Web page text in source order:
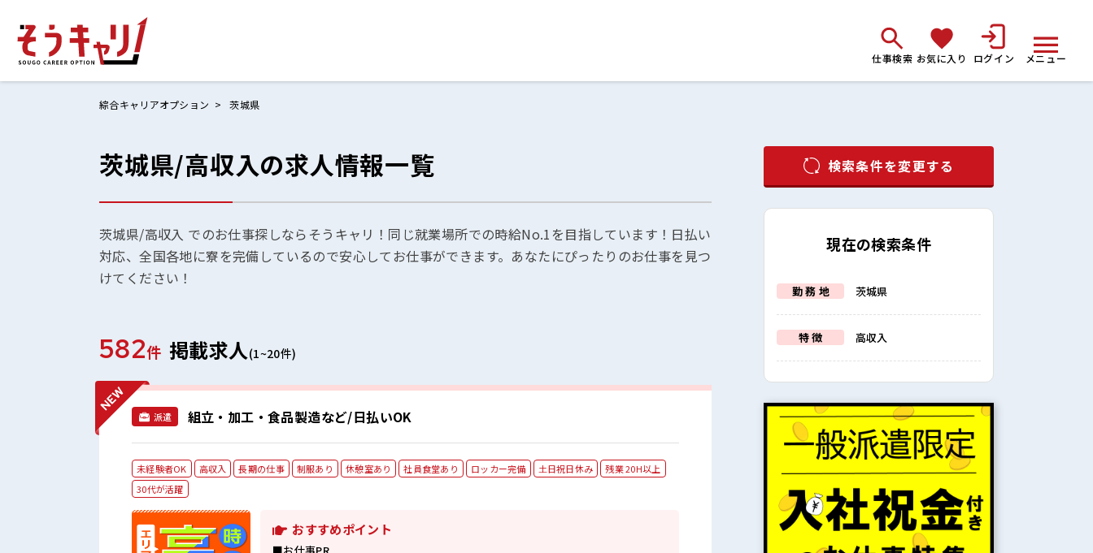
仕事検索 お気に入り ログイン メニュー
ホームにもどる
お気に入りリスト
お問い合わせ
綜合キャリアオプション 茨城県
茨城県/高収入の求人情報一覧
茨城県/高収入 でのお仕事探しならそうキャリ！同じ就業場所での時給No.1を目指しています！日払い
対応、全国各地に寮を完備しているので安心してお仕事ができます。あなたにぴったりのお仕事を見つ
けてください！
582件 掲載求人(1~20件)
派遣 組立・加工・食品製造など/日払いOK
未経験者OK 高収入 長期の仕事 制服あり 休憩室あり 社員食堂あり ロッカー完備 土日祝日休み
残業 20H以上
30代が活躍
おすすめポイント
検索条件を変更する
現在の検索条件
勤 務 地 茨城県
特 徴 高収入